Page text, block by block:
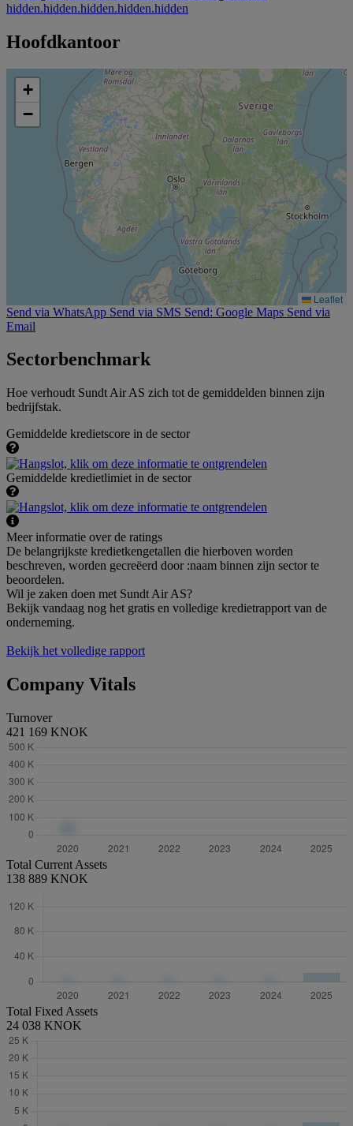
hidden.hidden.hidden.hidden.hidden
Hoofdkantoor
+
−
Leaflet
Send via WhatsApp Send via SMS Send: Google Maps Send via
Email
Sectorbenchmark
Hoe verhoudt Sundt Air AS zich tot de gemiddelden binnen zijn
bedrijfstak.
Gemiddelde kredietscore in de sector
Gemiddelde kredietlimiet in de sector
Meer informatie over de ratings
De belangrijkste kredietkengetallen die hierboven worden
beschreven, worden gecreëerd door :naam binnen zijn sector te
beoordelen.
Wil je zaken doen met Sundt Air AS?
Bekijk vandaag nog het gratis en volledige kredietrapport van de
onderneming.
Bekijk het volledige rapport
Company Vitals
Turnover
421 169 KNOK
Total Current Assets
138 889 KNOK
Total Fixed Assets
24 038 KNOK